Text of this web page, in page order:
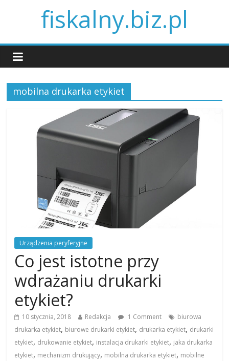
fiskalny.biz.pl
mobilna drukarka etykiet
Urządzenia peryferyjne
Co jest istotne przy
wdrażaniu drukarki
etykiet?
10 stycznia, 2018 Redakcja 1 Comment
biurowa
drukarka etykiet, biurowe drukarki etykiet, drukarka etykiet, drukarki
etykiet, drukowanie etykiet, instalacja drukarki etykiet, jaka drukarka
etykiet, mechanizm drukujący, mobilna drukarka etykiet, mobilne